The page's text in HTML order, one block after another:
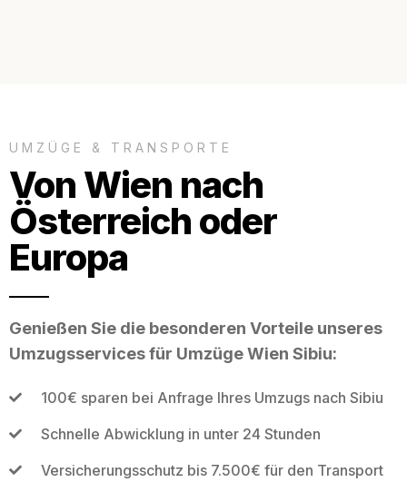
UMZÜGE & TRANSPORTE
Von Wien nach
Österreich oder
Europa
Genießen Sie die besonderen Vorteile unseres
Umzugsservices für Umzüge Wien Sibiu:
100€ sparen bei Anfrage Ihres Umzugs nach Sibiu
Schnelle Abwicklung in unter 24 Stunden
Versicherungsschutz bis 7.500€ für den Transport